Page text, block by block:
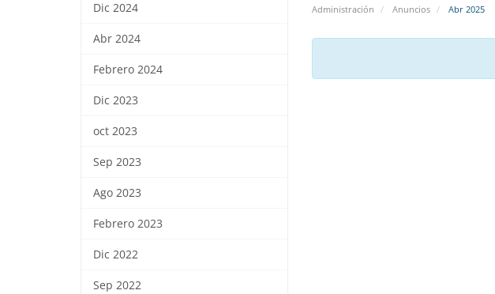
Administración Anuncios Abr 2025
Dic 2024
Abr 2024
Febrero 2024
Dic 2023
oct 2023
Sep 2023
Ago 2023
Febrero 2023
Dic 2022
Sep 2022